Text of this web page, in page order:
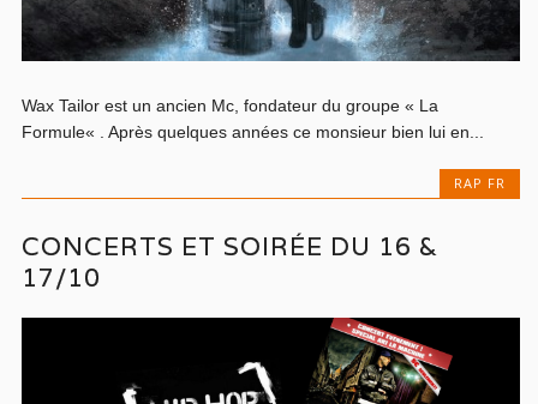
Wax Tailor est un ancien Mc, fondateur du groupe « La
Formule« . Après quelques années ce monsieur bien lui en...
RAP FR
CONCERTS ET SOIRÉE DU 16 &
17/10